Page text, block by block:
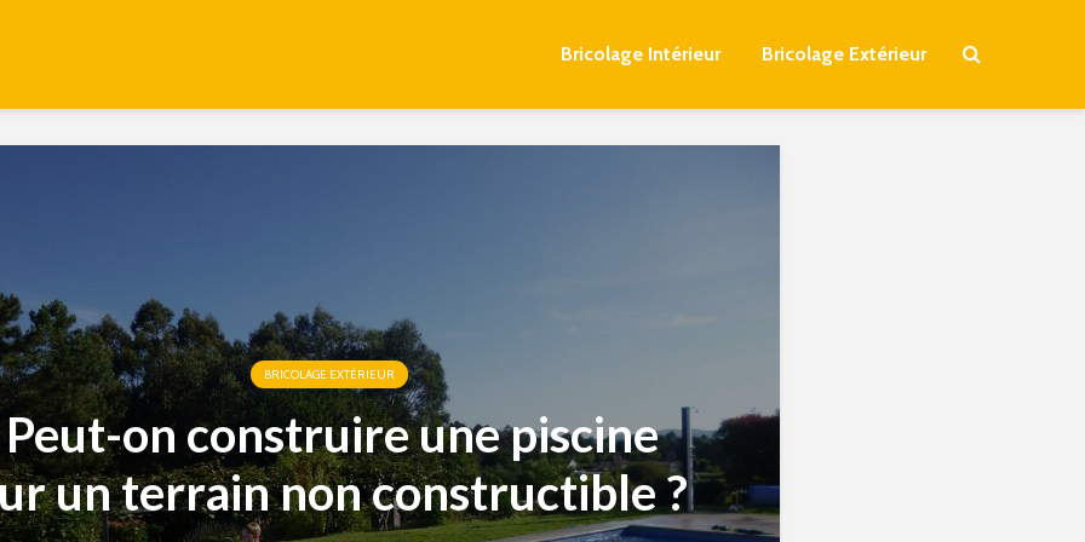
Bricolage Intérieur Bricolage Extérieur
BRICOLAGE EXTÉRIEUR
Peut-on construire une piscine
un terrain non constructible ?